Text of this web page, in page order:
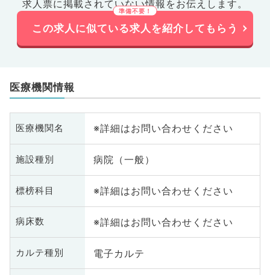
求人票に掲載されていない情報をお伝えします。
この求人に似ている求人を紹介してもらう
医療機関情報
医療機関名 ※詳細はお問い合わせください
施設種別 病院（一般）
標榜科目 ※詳細はお問い合わせください
病床数 ※詳細はお問い合わせください
カルテ種別 電子カルテ